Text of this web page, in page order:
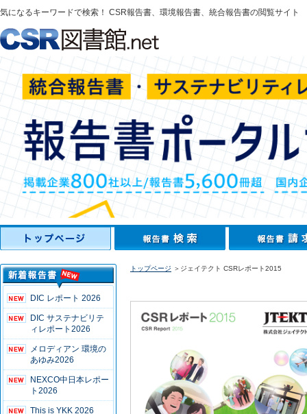
気になるキーワードで検索！ CSR報告書、環境報告書、統合報告書の閲覧サイト
DIC レポート 2026
DIC サステナビリテ
ィレポート2026
メロディアン 環境の
あゆみ2026
NEXCO中日本レポー
ト2026
This is YKK 2026
トップページ ＞ジェイテクト CSRレポート2015